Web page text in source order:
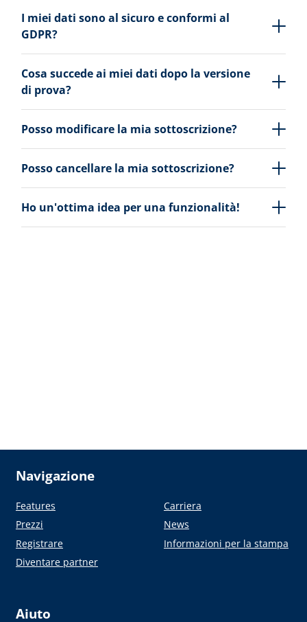
I miei dati sono al sicuro e conformi al
GDPR?
Cosa succede ai miei dati dopo la versione
di prova?
Posso modificare la mia sottoscrizione?
Posso cancellare la mia sottoscrizione?
Ho un'ottima idea per una funzionalità!
Navigazione
Features
Prezzi
Registrare
Diventare partner
Carriera
News
Informazioni per la stampa
Aiuto